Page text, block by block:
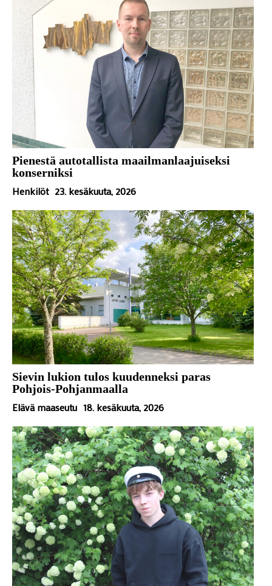
Pienestä autotallista maailmanlaajuiseksi
konserniksi
Henkilöt 23. kesäkuuta, 2026
Sievin lukion tulos kuudenneksi paras
Pohjois-Pohjanmaalla
Elävä maaseutu 18. kesäkuuta, 2026